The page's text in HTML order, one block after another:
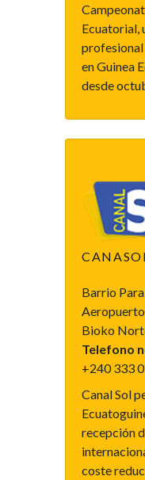
Ecuatorial,
profesional
en Guinea
desde
CANASOL
Barrio
Bioko
Telefono
+240 333
Canal Sol
recepción
coste